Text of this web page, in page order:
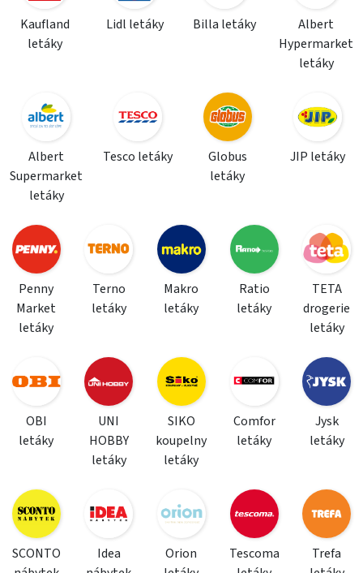
Kaufland
letáky
Lidl letáky Billa letáky
Albert
Hypermarket
letáky
Albert
Supermarket
letáky
Tesco letáky
Globus
letáky
JIP letáky
Penny
Market
letáky
Terno
letáky
Makro
letáky
Ratio
letáky
TETA
drogerie
letáky
OBI
letáky
UNI
HOBBY
letáky
SIKO
koupelny
letáky
Comfor
letáky
Jysk
letáky
SCONTO
Idea
Orion
Tescoma
Trefa